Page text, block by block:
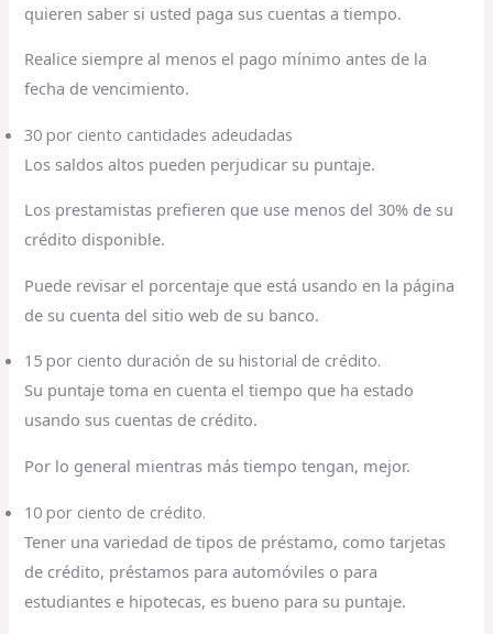
quieren saber si usted paga sus cuentas a tiempo.
Realice siempre al menos el pago mínimo antes de la
fecha de vencimiento.
30 por ciento cantidades adeudadas
Los saldos altos pueden perjudicar su puntaje.
Los prestamistas prefieren que use menos del 30% de su
crédito disponible.
Puede revisar el porcentaje que está usando en la página
de su cuenta del sitio web de su banco.
15 por ciento duración de su historial de crédito.
Su puntaje toma en cuenta el tiempo que ha estado
usando sus cuentas de crédito.
Por lo general mientras más tiempo tengan, mejor.
10 por ciento de crédito.
Tener una variedad de tipos de préstamo, como tarjetas
de crédito, préstamos para automóviles o para
estudiantes e hipotecas, es bueno para su puntaje.